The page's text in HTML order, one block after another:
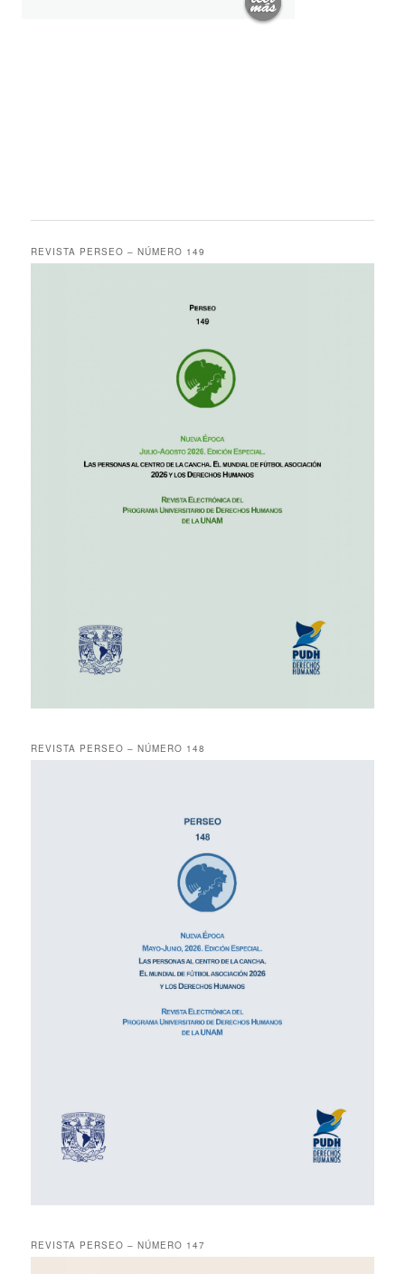
REVISTA PERSEO – NÚMERO 149
REVISTA PERSEO – NÚMERO 148
REVISTA PERSEO – NÚMERO 147